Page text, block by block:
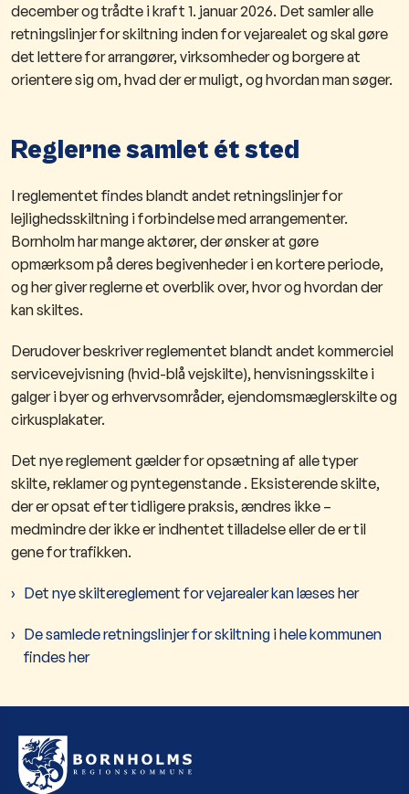
december og trådte i kraft 1. januar 2026. Det samler alle
retningslinjer for skiltning inden for vejarealet og skal gøre
det lettere for arrangører, virksomheder og borgere at
orientere sig om, hvad der er muligt, og hvordan man søger.
Reglerne samlet ét sted
I reglementet findes blandt andet retningslinjer for
lejlighedsskiltning i forbindelse med arrangementer.
Bornholm har mange aktører, der ønsker at gøre
opmærksom på deres begivenheder i en kortere periode,
og her giver reglerne et overblik over, hvor og hvordan der
kan skiltes.
Derudover beskriver reglementet blandt andet kommerciel
servicevejvisning (hvid-blå vejskilte), henvisningsskilte i
galger i byer og erhvervsområder, ejendomsmæglerskilte og
cirkusplakater.
Det nye reglement gælder for opsætning af alle typer
skilte, reklamer og pyntegenstande . Eksisterende skilte,
der er opsat efter tidligere praksis, ændres ikke –
medmindre der ikke er indhentet tilladelse eller de er til
gene for trafikken.
Det nye skiltereglement for vejarealer kan læses her
De samlede retningslinjer for skiltning i hele kommunen
findes her